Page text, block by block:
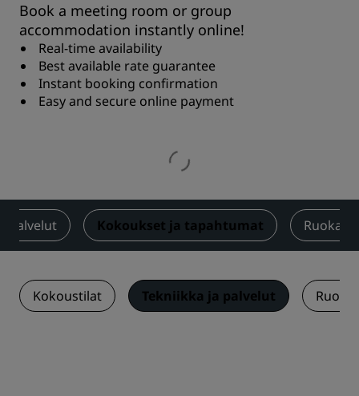
Book a meeting room or group
accommodation instantly online!
Real-time availability
Best available rate guarantee
Instant booking confirmation
Easy and secure online payment
Palvelut Kokoukset ja tapahtumat Ruokailu
Kokoustilat Tekniikka ja palvelut Ruoka